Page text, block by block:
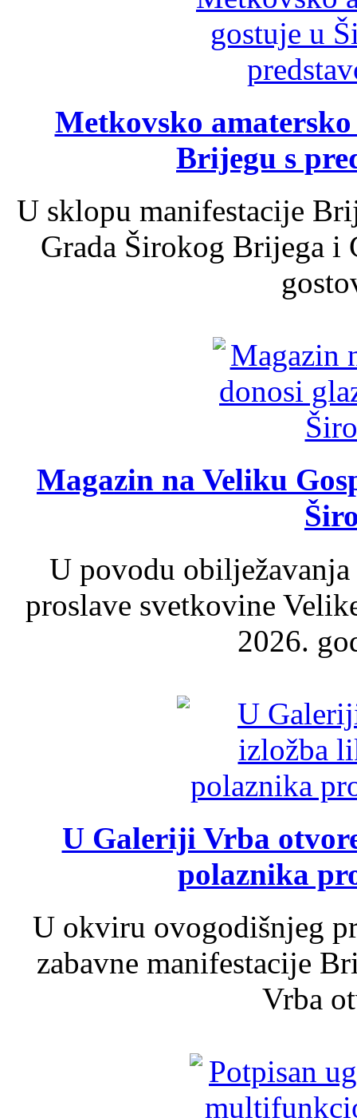
Metkovsko
Brijegu s
U sklopu manifestacije
Grada Širokog Brijega
Magazin na Veliku
U povodu
proslave svetkovine
2026.
U Galeriji Vrba
polaznika
U okviru ovogodišnjeg
zabavne manifestacije
Vrba